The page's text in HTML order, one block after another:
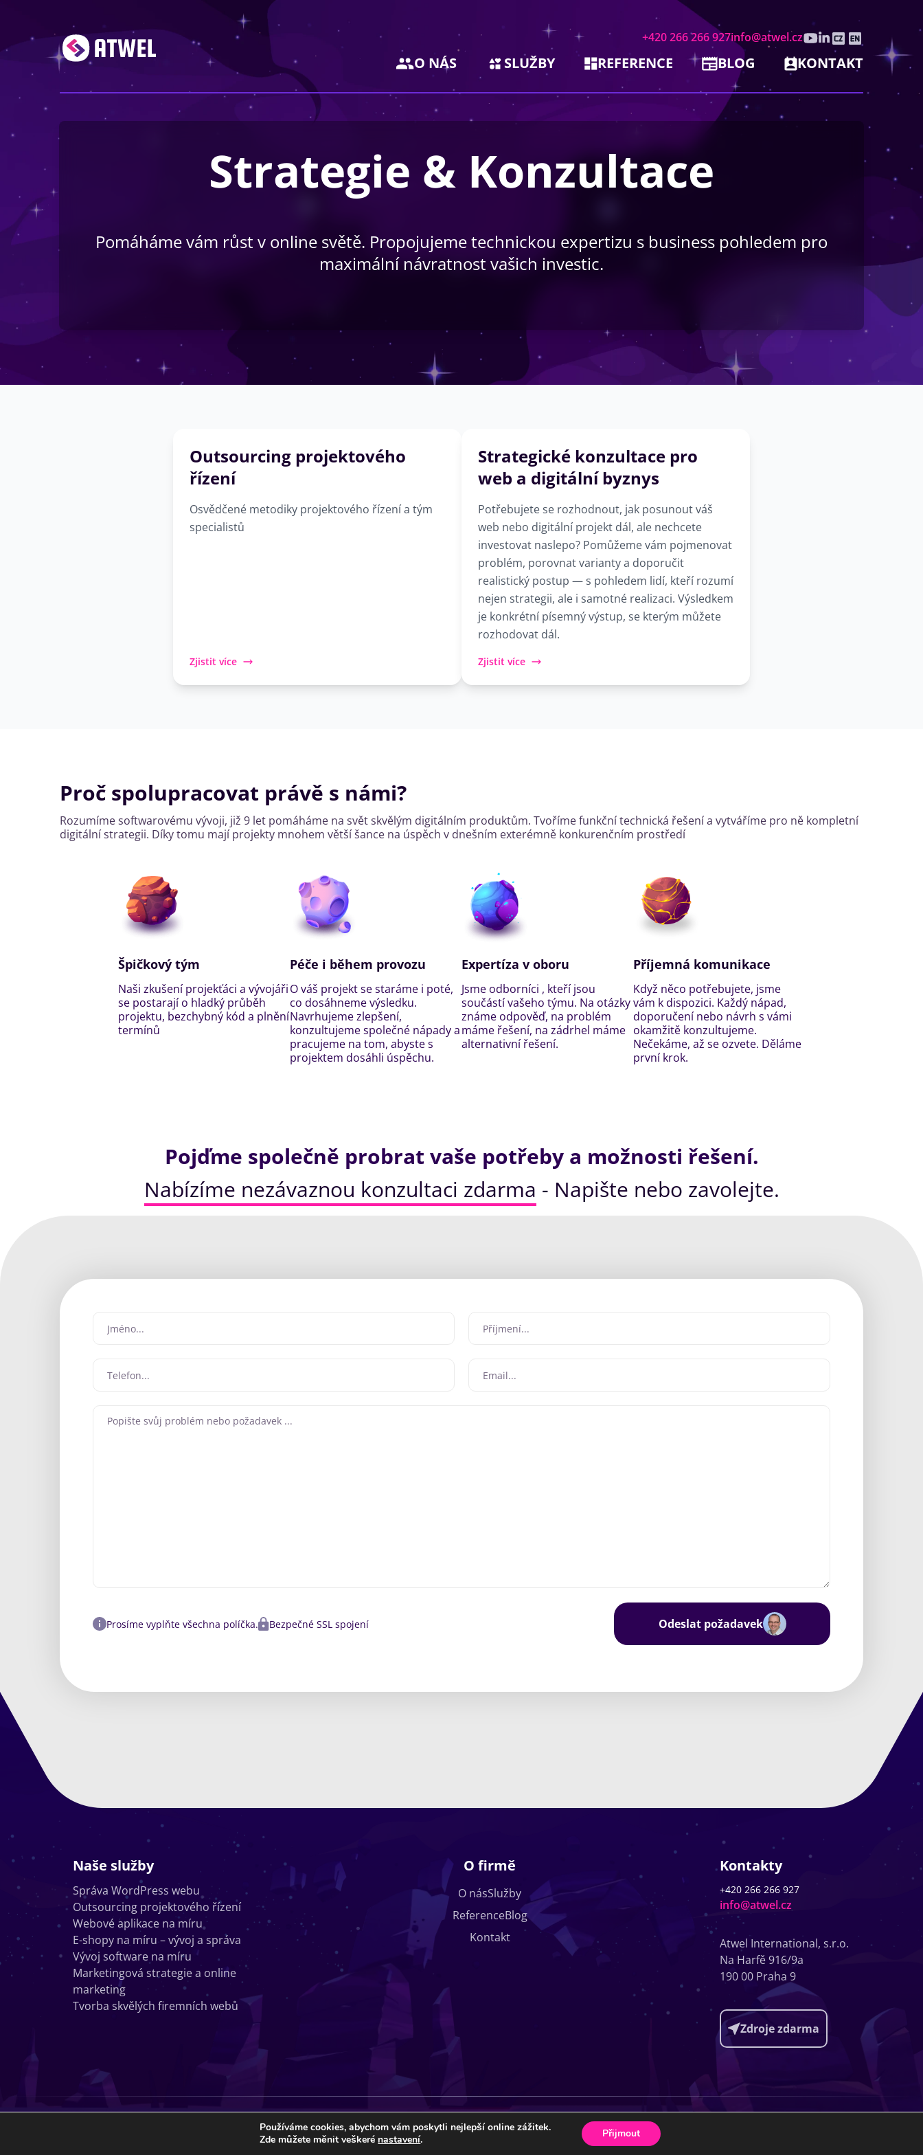
+420 266 266 927info@atwel.cz
O NÁS SLUŽBY REFERENCE BLOG KONTAKT
Strategie & Konzultace
Pomáháme vám růst v online světě. Propojujeme technickou expertizu s business pohledem pro
maximální návratnost vašich investic.
Outsourcing projektového
řízení
Osvědčené metodiky projektového řízení a tým
specialistů
Zjistit více
Strategické konzultace pro
web a digitální byznys
Potřebujete se rozhodnout, jak posunout váš
web nebo digitální projekt dál, ale nechcete
investovat naslepo? Pomůžeme vám pojmenovat
problém, porovnat varianty a doporučit
realistický postup — s pohledem lidí, kteří rozumí
nejen strategii, ale i samotné realizaci. Výsledkem
je konkrétní písemný výstup, se kterým můžete
rozhodovat dál.
Zjistit více
Proč spolupracovat právě s námi?
Rozumíme softwarovému vývoji, již 9 let pomáháme na svět skvělým digitálním produktům. Tvoříme funkční technická řešení a vytváříme pro ně kompletní
digitální strategii. Díky tomu mají projekty mnohem větší šance na úspěch v dnešním exterémně konkurenčním prostředí
Špičkový tým
Naši zkušení projekťáci a vývojáři
se postarají o hladký průběh
projektu, bezchybný kód a plnění
termínů
Péče i během provozu
O váš projekt se staráme i poté,
co dosáhneme výsledku.
Navrhujeme zlepšení,
konzultujeme společné nápady a
pracujeme na tom, abyste s
projektem dosáhli úspěchu.
Expertíza v oboru
Jsme odborníci , kteří jsou
součástí vašeho týmu. Na otázky
známe odpověď, na problém
máme řešení, na zádrhel máme
alternativní řešení.
Příjemná komunikace
Když něco potřebujete, jsme
vám k dispozici. Každý nápad,
doporučení nebo návrh s vámi
okamžitě konzultujeme.
Nečekáme, až se ozvete. Děláme
první krok.
Pojďme společně probrat vaše potřeby a možnosti řešení.
Nabízíme nezávaznou konzultaci zdarma - Napište nebo zavolejte.
Prosíme vyplňte všechna políčka. Bezpečné SSL spojení Odeslat požadavek
Naše služby
Správa WordPress webu
Outsourcing projektového řízení
Webové aplikace na míru
E-shopy na míru – vývoj a správa
Vývoj software na míru
Marketingová strategie a online
marketing
Tvorba skvělých firemních webů
O firmě
O násSlužby
ReferenceBlog
Kontakt
Kontakty
+420 266 266 927
info@atwel.cz
Atwel International, s.r.o.
Na Harfě 916/9a
190 00 Praha 9
Zdroje zdarma
International, s.r.o.
Používáme cookies, abychom vám poskytli nejlepší online zážitek.
Zde můžete měnit veškeré nastavení. Přijmout